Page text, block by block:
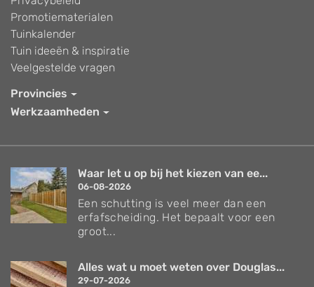
Promotiematerialen
Tuinkalender
Tuin ideeën & inspiratie
Veelgestelde vragen
Provincies
Werkzaamheden
Waar let u op bij het kiezen van ee...
06-08-2026
Een schutting is veel meer dan een
erfafscheiding. Het bepaalt voor een
groot...
Alles wat u moet weten over Douglas...
29-07-2026